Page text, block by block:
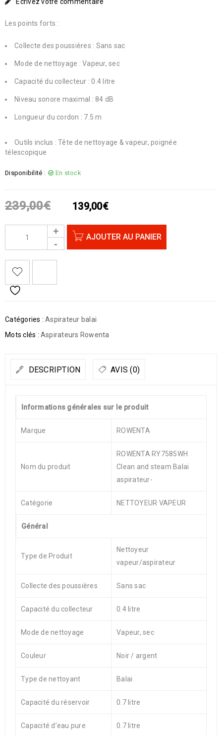
Les points forts :
Collecte des poussières : Sans sac
Mode de nettoyage : Vapeur, sec
Capacité du collecteur : 0.4 litre
Niveau sonore maximal : 84 dB
Longueur du cordon : 7.5 m
Outils inclus : Tête de nettoyage & vapeur, poignée
télescopique
Disponibilité : En stock
239,00€ 139,00€
AJOUTER AU PANIER
Catégories : Aspirateur balai
Mots clés : Aspirateurs Rowenta
DESCRIPTION AVIS (0)
Informations générales sur le produit
Marque ROWENTA
Nom du produit
ROWENTA RY7585WH
Clean and steam Balai
aspirateur-
Catégorie NETTOYEUR VAPEUR
Général
Type de Produit
Nettoyeur
vapeur/aspirateur
Collecte des poussières Sans sac
Capacité du collecteur 0.4 litre
Mode de nettoyage Vapeur, sec
Couleur Noir / argent
Type de nettoyant Balai
Capacité du réservoir 0.7 litre
Capacité d’eau pure 0.7 litre